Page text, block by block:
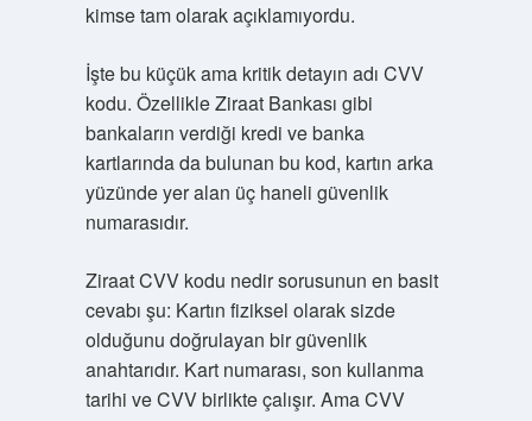
kimse tam olarak açıklamıyordu.
İşte bu küçük ama kritik detayın adı CVV
kodu. Özellikle Ziraat Bankası gibi
bankaların verdiği kredi ve banka
kartlarında da bulunan bu kod, kartın arka
yüzünde yer alan üç haneli güvenlik
numarasıdır.
Ziraat CVV kodu nedir sorusunun en basit
cevabı şu: Kartın fiziksel olarak sizde
olduğunu doğrulayan bir güvenlik
anahtarıdır. Kart numarası, son kullanma
tarihi ve CVV birlikte çalışır. Ama CVV